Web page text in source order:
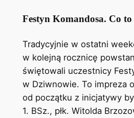
Festyn Komandosa. Co to
Tradycyjnie w ostatni
w kolejną rocznicę
świętowali uczestnicy
w Dziwnowie. To impreza
od początku z inicjatywy
1. BSz., płk. Witolda